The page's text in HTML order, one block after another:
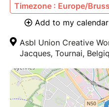
Timezone : Europe/
Add to my calendar
Asbl Union Creative
Jacques, Tournai,